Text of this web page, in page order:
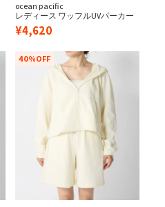
ocean pacific
レディース ワッフルUVパーカー
¥4,620
40%OFF